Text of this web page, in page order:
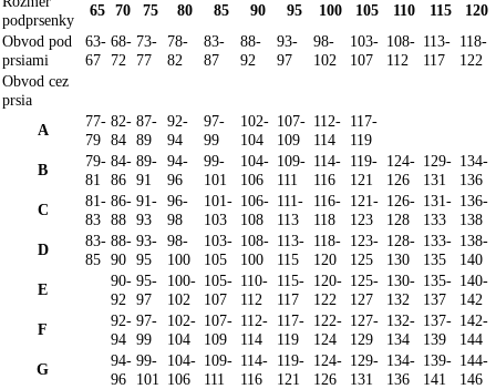
podprsenky
65 70 75 80 85 90 95 100 105 110 115
120
Obvod pod
prsiami
63-
67
68-
72
73-
77
78-
82
83-
87
88-
92
93-
97
98-
102
103-
107
108-
112
113-
117
118-
122
Obvod cez
prsia
A
77-
79
82-
84
87-
89
92-
94
97-
99
102-
104
107-
109
112-
114
117-
119
B
79-
81
84-
86
89-
91
94-
96
99-
101
104-
106
109-
111
114-
116
119-
121
124-
126
129-
131
134-
136
C
81-
83
86-
88
91-
93
96-
98
101-
103
106-
108
111-
113
116-
118
121-
123
126-
128
131-
133
136-
138
D
83-
85
88-
90
93-
95
98-
100
103-
105
108-
100
113-
115
118-
120
123-
125
128-
130
133-
135
138-
140
E
90-
92
95-
97
100-
102
105-
107
110-
112
115-
117
120-
122
125-
127
130-
132
135-
137
140-
142
F
92-
94
97-
99
102-
104
107-
109
112-
114
117-
119
122-
124
127-
129
132-
134
137-
139
142-
144
G
94-
96
99-
101
104-
106
109-
111
114-
116
119-
121
124-
126
129-
131
134-
136
139-
141
144-
146